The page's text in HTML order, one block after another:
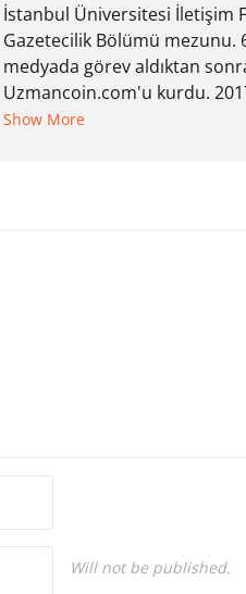
İstanbul Üniversitesi İletişim
Gazetecilik Bölümü mezunu.
medyada görev aldıktan
Uzmancoin.com'u kurdu.
ayından bu yana bilfiil kripto
Show More
Will not be published.